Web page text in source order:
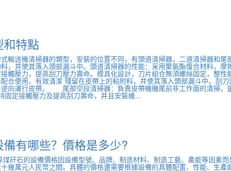
特點
送機清掃器的類型，安裝的位置不同，有頭道清掃器，二道清掃器和
，并使其落入頭部漏斗中。頭道清掃器的性能：采用聚氨酯復合材料，
觸壓力，提高刮刀壓力壽命。模具化設計，刀片組合無須螺絲固定，
合使用，有效清潔 殘留在皮帶上的粘附料，并使其落入頭部漏斗中。
向運行皮帶。 尾部空段清掃器：負責皮帶機機尾前非工作面的清掃，
固定接觸壓力及提高刮刀壽命，并且安裝維...
有哪些？價格是多少?
矸石的設備價格因設備型號、品牌、制造材料、制造工藝、產能等因
幾萬元人民幣之間。具體的價格還需要根據設備的具體配置、性能、生